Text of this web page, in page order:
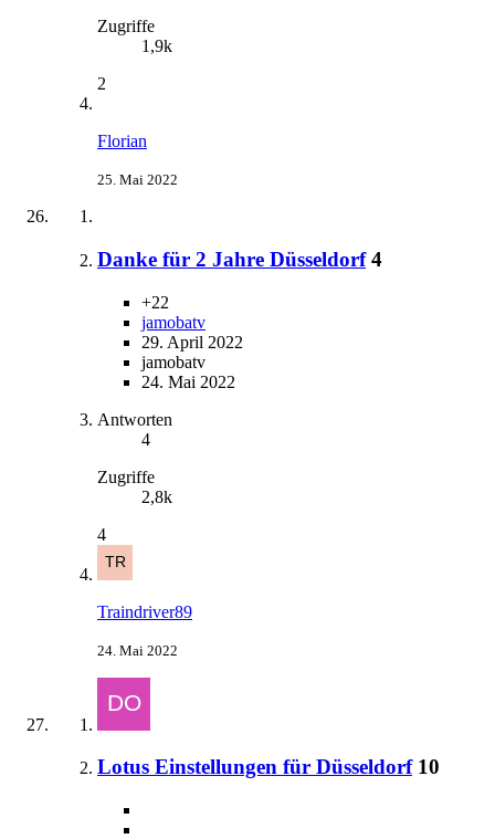
Zugriffe
1,9k
2
Florian
25. Mai 2022
Danke für 2 Jahre Düsseldorf 4
+22
jamobatv
29. April 2022
jamobatv
24. Mai 2022
Antworten
4
Zugriffe
2,8k
4
Traindriver89
24. Mai 2022
Lotus Einstellungen für Düsseldorf 10